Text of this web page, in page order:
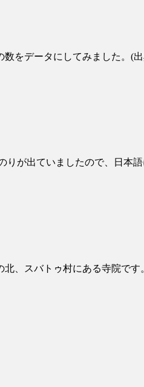
をデータにしてみました。(
が出ていましたので、日本
、スバトゥ村にある寺院で